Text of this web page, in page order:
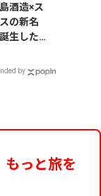
酒造×ス
の新名
生した
GREEN
by
もっと旅を